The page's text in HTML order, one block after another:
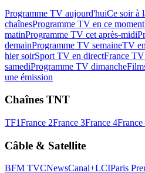
Programme TV aujourd'huiCe soir à
chaînesProgramme TV en ce moment
matinProgramme TV cet après-midi
demainProgramme TV semaineTV
hier soirSport TV en directFrance
samediProgramme TV dimanche
une émission
Chaînes TNT
TF1France 2France 3France 4France
Câble & Satellite
BFM TVCNewsCanal+LCIParis